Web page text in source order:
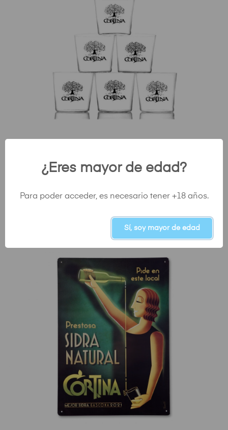
Precio
9,00 €
¿Eres mayor de edad?
Para poder acceder, es necesario tener +18 años.
Sí, soy mayor de edad